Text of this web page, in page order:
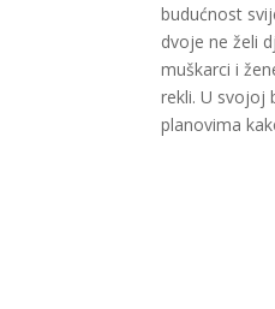
budućnost
dvoje ne želi
muškarci i
rekli. U svojoj
planovima